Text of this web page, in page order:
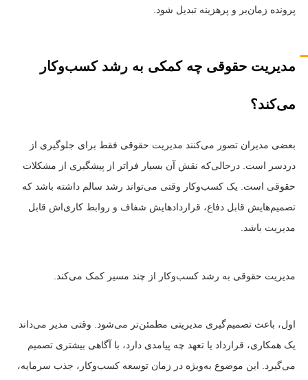
پرونده زمان‌بر و پرهزینه تبدیل شود.
مدیریت حقوقی چه کمکی به رشد کسب‌وکار
می‌کند؟
بعضی مدیران تصور می‌کنند مدیریت حقوقی فقط برای جلوگیری از
دردسر است. درحالی‌که نقش آن بسیار فراتر از پیشگیری از مشکلات
حقوقی است. یک کسب‌وکار وقتی می‌تواند رشد سالم داشته باشد که
تصمیم‌هایش قابل دفاع، قراردادهایش شفاف و روابط کاری‌اش قابل
مدیریت باشد.
مدیریت حقوقی به رشد کسب‌وکار از چند مسیر کمک می‌کند.
اول، باعث تصمیم‌گیری مدیریتی مطمئن‌تر می‌شود. وقتی مدیر می‌داند
یک همکاری، قرارداد یا تعهد چه پیامدی دارد، با آگاهی بیشتری تصمیم
می‌گیرد. این موضوع به‌ویژه در زمان توسعه کسب‌وکار، جذب سرمایه،